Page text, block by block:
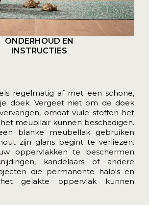
ONDERHOUD EN
INSTRUCTIES
regelmatig af met een schone,
doek. Vergeet niet om de doek
omdat vuile stoffen het
meubilair kunnen beschadigen.
blanke meubellak gebruiken
zijn glans begint te verliezen.
oppervlakken te beschermen
kandelaars of andere
die permanente halo's en
gelakte oppervlak kunnen